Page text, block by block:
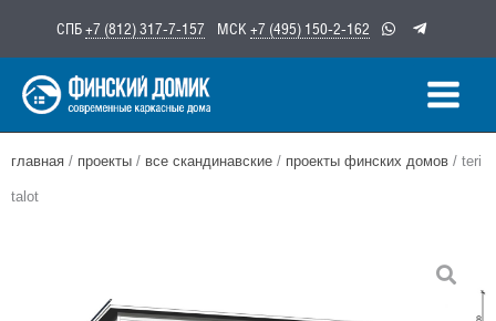
содержимому
СПБ+7 (812) 317-7-157 МСК +7 (495) 150-2-162
главная / проекты / все скандинавские / проекты финских домов / teri
talot